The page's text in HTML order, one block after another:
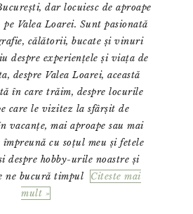
dar locuiesc de aproape
Valea Loarei. Sunt pasionată
călătorii, bucate și vinuri
despre experiențele și viața de
despre Valea Loarei, această
în care trăim, despre locurile
care le vizitez la sfârșit de
vacanțe, mai aproape sau mai
împreună cu soțul meu și fetele
despre hobby-urile noastre și
ne bucură timpul
Citeste mai
mult »